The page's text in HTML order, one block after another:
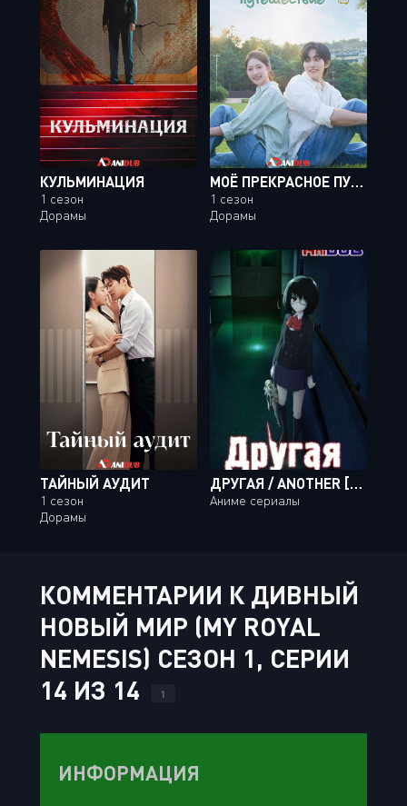
КУЛЬМИНАЦИЯ
1 сезон
Дорамы
МОЁ ПРЕКРАСНОЕ ПУТЕШЕСТВИЕ
1 сезон
Дорамы
ТАЙНЫЙ АУДИТ
1 сезон
Дорамы
ДРУГАЯ / ANOTHER [13 ИЗ 13]
Аниме сериалы
КОММЕНТАРИИ К ДИВНЫЙ
НОВЫЙ МИР (MY ROYAL
NEMESIS) СЕЗОН 1, СЕРИИ
14 ИЗ 14
1
ИНФОРМАЦИЯ